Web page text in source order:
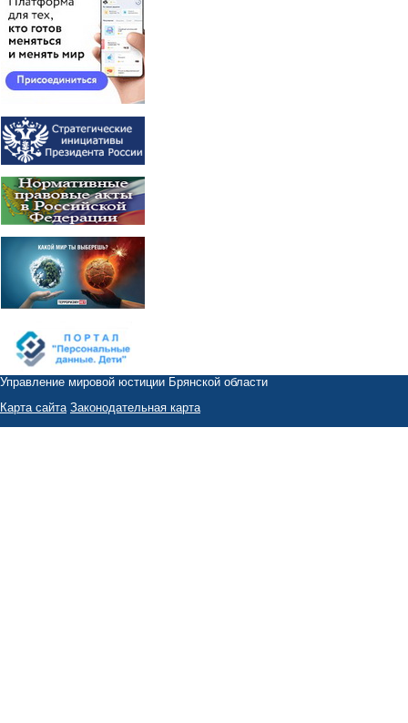
Управление мировой юстиции Брянской области
Карта сайта Законодательная карта